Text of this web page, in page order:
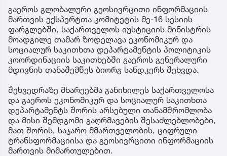
გაეროს გლობალური გეოსივრცითი ინფორმაციის
მართვის ექსპერტთა კომიტეტის მე-16 სესიის
ფარგლებში, საქართველოს იუსტიციის მინისტრის
მოადგილე თამარ ზოდელავა ეკონომიკურ და
სოციალურ საკითხთა დეპარტამენტის პოლიტიკის
კოორდინაციის საკითხებში გაეროს გენერალური
მდივნის თანაშემწეს ბიორგ სანდკერს შეხვდა.
შეხვედრაზე მხარეებმა განიხილეს საქართველოსა
და გაეროს ეკონომიკურ და სოციალურ საკითხთა
დეპარტამენტს შორის არსებული თანამშრომლობა
და მისი შემდგომი გაღრმავების შესაძლებლობები,
მათ შორის, საჯარო მმართველობის, ციფრული
ტრანსფორმაციისა და გეოსივრცითი ინფორმაციის
მართვის მიმართულებით.